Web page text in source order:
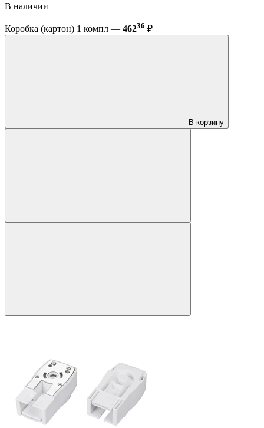
В наличии
Коробка (картон) 1 компл — 46236 ₽
В корзину